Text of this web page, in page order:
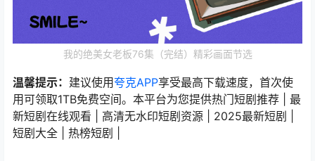
我的绝美女老板76集（完结）精彩画面节选
温馨提示： 建议使用夸克APP享受最高下载速度，首次使
用可领取1TB免费空间。本平台为您提供热门短剧推荐 | 最
新短剧在线观看 | 高清无水印短剧资源 | 2025最新短剧 |
短剧大全 | 热榜短剧 |